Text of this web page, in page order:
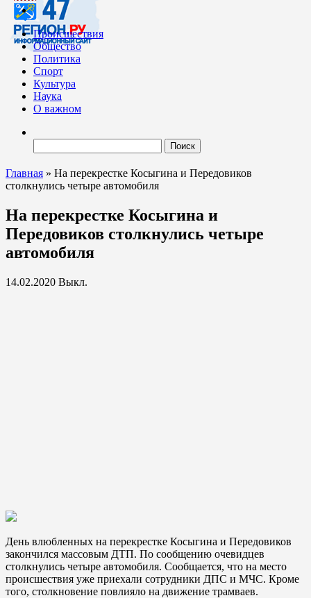
Происшествия
Общество
Политика
Спорт
Культура
Наука
О важном
Главная » На перекрестке Косыгина и Передовиков
столкнулись четыре автомобиля
На перекрестке Косыгина и
Передовиков столкнулись четыре
автомобиля
14.02.2020 Выкл.
День влюбленных на перекрестке Косыгина и Передовиков
закончился массовым ДТП. По сообщению очевидцев
столкнулись четыре автомобиля. Сообщается, что на место
происшествия уже приехали сотрудники ДПС и МЧС. Кроме
того, столкновение повлияло на движение трамваев.